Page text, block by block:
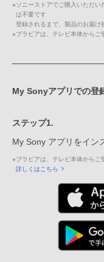
※ソニーストアでご購入いただい
は不要です
登録されるまで、製品のお届け
※ブラビアは、テレビ本体からご
My Sonyアプリでの登
ステップ1.
My Sony アプリをイン
※ブラビアは、テレビ本体からご
詳しくはこちら